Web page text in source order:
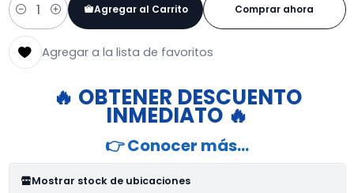
Cantidad
Agregar al Carrito Comprar ahora
Agregar a la lista de favoritos
🔥 OBTENER DESCUENTO
INMEDIATO 🔥
👉 Conocer más…
Mostrar stock de ubicaciones